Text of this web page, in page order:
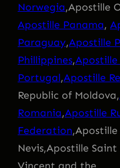
Norwegia,Apostille
Apostille Panama,
Paraguay,Apostille
Phillippines,
Portugal,Apostille
Republic of Moldova,
Romania,Apostille
Federation
Nevis,Apostille